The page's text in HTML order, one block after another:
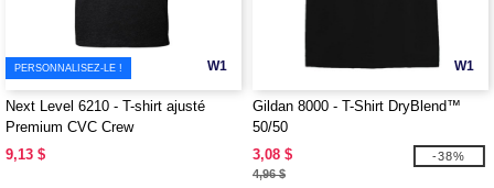
W1
PERSONNALISEZ-LE !
Next Level 6210 - T-shirt ajusté
Premium CVC Crew
9,13 $
W1
Gildan 8000 - T-Shirt DryBlend™
50/50
3,08 $
4,96 $
-38%